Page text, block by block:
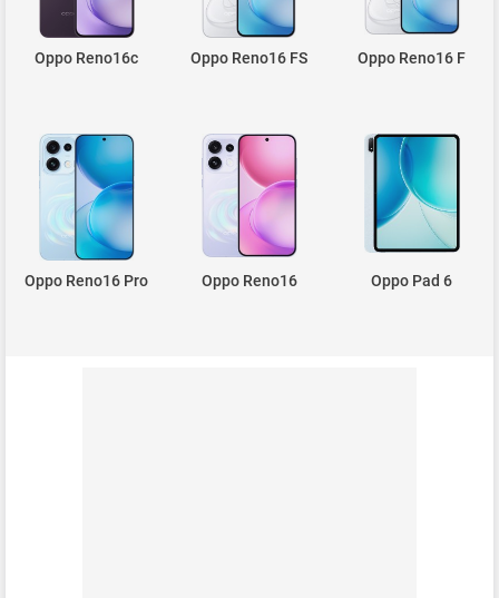
Oppo Reno16c Oppo Reno16 FS Oppo Reno16 F
Oppo Reno16 Pro Oppo Reno16 Oppo Pad 6